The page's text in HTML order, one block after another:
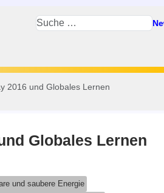
2016 und Globales Lernen
Globales Lernen
und saubere Energie